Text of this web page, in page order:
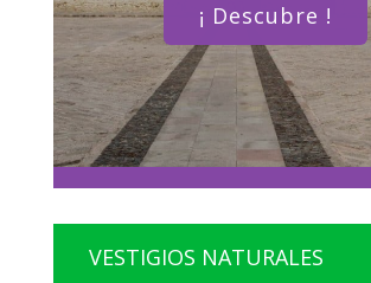
¡ Descubre !
VESTIGIOS NATURALES